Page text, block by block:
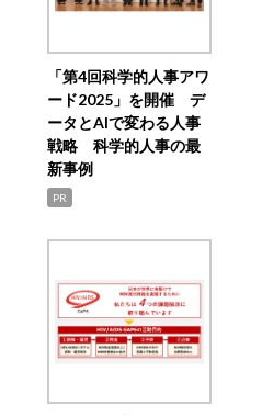
「第4回科学的人事アワ
ード2025」を開催 デ
ータとAIで変わる人事
戦略 科学的人事の最
新事例
PR